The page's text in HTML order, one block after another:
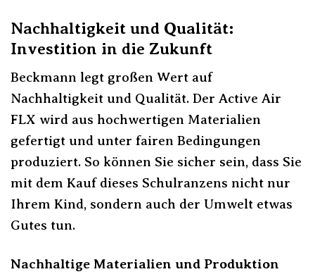
Nachhaltigkeit und Qualität:
Investition in die Zukunft
Beckmann legt großen Wert auf
Nachhaltigkeit und Qualität. Der Active Air
FLX wird aus hochwertigen Materialien
gefertigt und unter fairen Bedingungen
produziert. So können Sie sicher sein, dass Sie
mit dem Kauf dieses Schulranzens nicht nur
Ihrem Kind, sondern auch der Umwelt etwas
Gutes tun.
Nachhaltige Materialien und Produktion